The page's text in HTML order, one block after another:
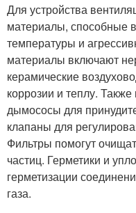
Для устройства
материалы, способные
температуры и
материалы включают
керамические
коррозии и теплу.
дымососы для
клапаны для
Фильтры помогут
частиц. Герметики и
герметизации
газа.